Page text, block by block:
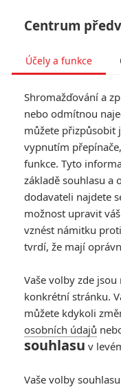
Godzilla:
na
teaseru
Napsal:TucnakNik,
« Předchozí
Centrum
Účely a funkce
Shromažďování a
nebo odmítnou
můžete přizpůsobit
vypnutím
funkce. Tyto
základě souhlasu a
dodavateli najdete
možnost upravit
vznést námitku
tvrdí, že mají
Vaše volby zde
konkrétní stránku.
můžete kdykoli
osobních údajů
souhlasu v
Vaše volby